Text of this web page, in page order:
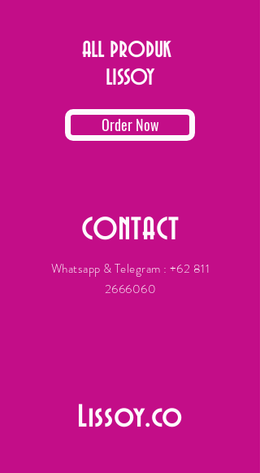
ALL PRODUK
LISSOY
Order Now
CONTACT
Whatsapp & Telegram : +62 811
2666060
Lissoy.co